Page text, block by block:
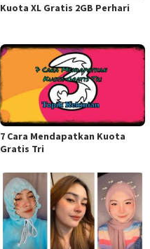
Kuota XL Gratis 2GB Perhari
7 Cara Mendapatkan Kuota
Gratis Tri